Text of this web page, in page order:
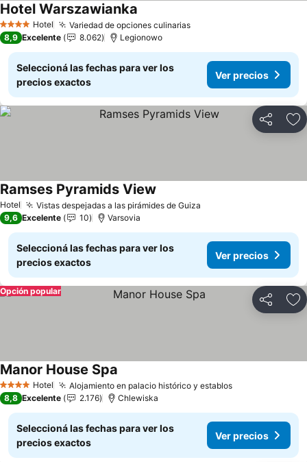
4 EstrellasHotel Variedad de opciones culinariasVer precios
Hotel Warszawianka
8,9 Excelente 8.062 Legionowo
Seleccioná las fechas para ver los
precios exactos
Ver precios
Compartir
Hotel Vistas despejadas a las pirámides de Guiza
Ramses Pyramids View
9,6 Excelente 10 Varsovia
Seleccioná las fechas para ver los
precios exactos
Ver precios
Compartir
Opción popular
4 EstrellasHotel Alojamiento en palacio histórico y establosVer precios
Manor House Spa
8,8 Excelente 2.176 Chlewiska
Seleccioná las fechas para ver los
precios exactos
Ver precios